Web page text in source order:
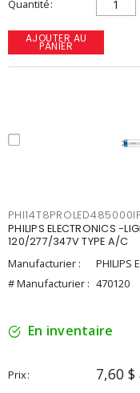
Quantité
AJOUTER AU
PANIER
PHILIPS ELECTRONICS -
120/277/347V TYPE A/C
Manufacturier :
PHILIPS
# Manufacturier : 470120
En inventaire
Prix 7,60 $